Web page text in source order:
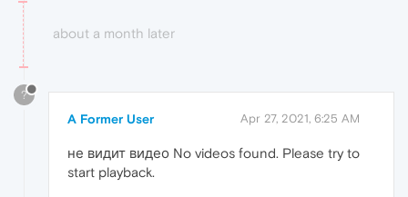
about a month later
?
A Former User Apr 27, 2021, 6:25 AM
не видит видео No videos found. Please try to
start playback.